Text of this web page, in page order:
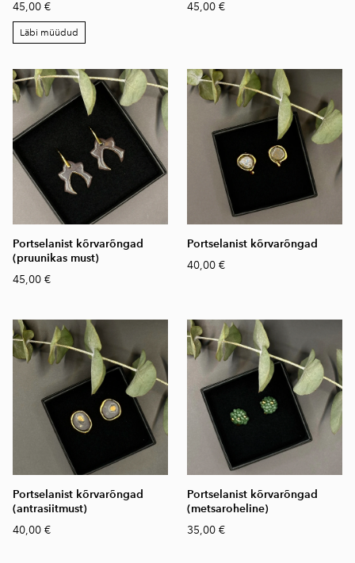
45,00 €
Läbi müüdud
45,00 €
Portselanist kõrvarõngad
(pruunikas must)
45,00 €
Portselanist kõrvarõngad
40,00 €
Portselanist kõrvarõngad
(antrasiitmust)
40,00 €
Portselanist kõrvarõngad
(metsaroheline)
35,00 €